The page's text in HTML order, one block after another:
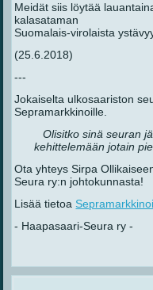
Meidät siis löytää
kalasataman
Suomalais-virolaista
(25.6.2018)
---
Jokaiselta ulkosaariston
Sepramarkkinoille.
Olisitko sinä seuran
kehittelemään jotain
Ota yhteys Sirpa
Seura ry:n johtokunnasta!
Lisää tietoa
- Haapasaari-Seura ry -